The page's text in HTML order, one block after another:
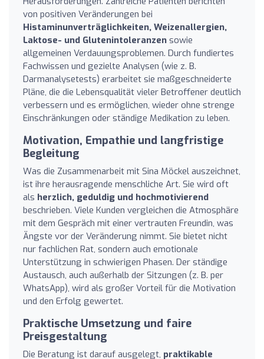
von positiven Veränderungen bei
Histaminunverträglichkeiten, Weizenallergien,
Laktose- und Glutenintoleranzen sowie
allgemeinen Verdauungsproblemen. Durch fundiertes
Fachwissen und gezielte Analysen (wie z. B.
Darmanalysetests) erarbeitet sie maßgeschneiderte
Pläne, die die Lebensqualität vieler Betroffener deutlich
verbessern und es ermöglichen, wieder ohne strenge
Einschränkungen oder ständige Medikation zu leben.
Motivation, Empathie und langfristige
Begleitung
Was die Zusammenarbeit mit Sina Möckel auszeichnet,
ist ihre herausragende menschliche Art. Sie wird oft
als herzlich, geduldig und hochmotivierend
beschrieben. Viele Kunden vergleichen die Atmosphäre
mit dem Gespräch mit einer vertrauten Freundin, was
Ängste vor der Veränderung nimmt. Sie bietet nicht
nur fachlichen Rat, sondern auch emotionale
Unterstützung in schwierigen Phasen. Der ständige
Austausch, auch außerhalb der Sitzungen (z. B. per
WhatsApp), wird als großer Vorteil für die Motivation
und den Erfolg gewertet.
Praktische Umsetzung und faire
Preisgestaltung
Die Beratung ist darauf ausgelegt, praktikable